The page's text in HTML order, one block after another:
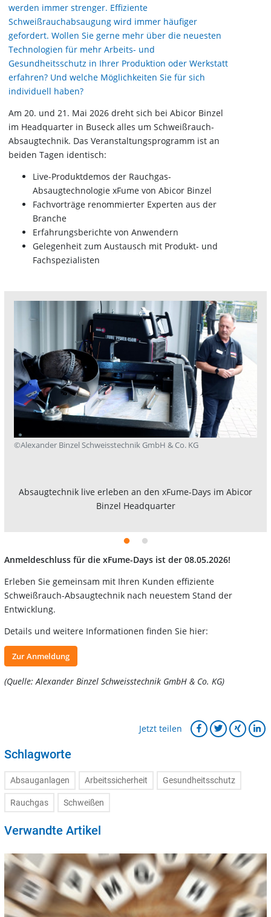
werden immer strenger. Effiziente
Schweißrauchabsaugung wird immer häufiger
gefordert. Wollen Sie gerne mehr über die neuesten
Technologien für mehr Arbeits- und
Gesundheitsschutz in Ihrer Produktion oder Werkstatt
erfahren? Und welche Möglichkeiten Sie für sich
individuell haben?
Am 20. und 21. Mai 2026 dreht sich bei Abicor Binzel
im Headquarter in Buseck alles um Schweißrauch-
Absaugtechnik. Das Veranstaltungsprogramm ist an
beiden Tagen identisch:
Live-Produktdemos der Rauchgas-
Absaugtechnologie xFume von Abicor Binzel
Fachvorträge renommierter Experten aus der
Branche
Erfahrungsberichte von Anwendern
Gelegenheit zum Austausch mit Produkt- und
Fachspezialisten
©Alexander Binzel Schweisstechnik GmbH & Co. KG
Absaugtechnik live erleben an den xFume-Days im Abicor
Binzel Headquarter
Anmeldeschluss für die xFume-Days ist der 08.05.2026!
Erleben Sie gemeinsam mit Ihren Kunden effiziente
Schweißrauch-Absaugtechnik nach neuestem Stand der
Entwicklung.
Details und weitere Informationen finden Sie hier:
Zur Anmeldung
(Quelle: Alexander Binzel Schweisstechnik GmbH & Co. KG)
Jetzt teilen
Schlagworte
Absauganlagen Arbeitssicherheit Gesundheitsschutz
Rauchgas Schweißen
Verwandte Artikel